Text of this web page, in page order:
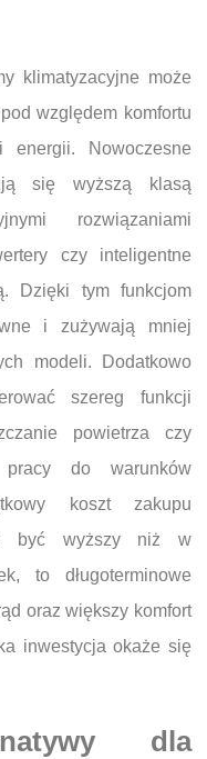
klimatyzacyjne może
względem komfortu
energii. Nowoczesne
się wyższą klasą
rozwiązaniami
czy inteligentne
Dzięki tym funkcjom
i zużywają mniej
modeli. Dodatkowo
szereg funkcji
powietrza czy
pracy do warunków
koszt zakupu
być wyższy niż w
to długoterminowe
oraz większy komfort
inwestycja okaże się
dla